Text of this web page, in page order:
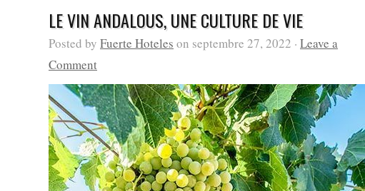
LE VIN ANDALOUS, UNE CULTURE DE VIE
Posted by Fuerte Hoteles on septembre 27, 2022 · Leave a
Comment